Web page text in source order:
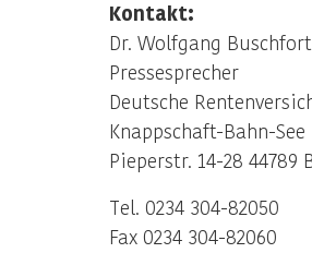
Kontakt:
Dr. Wolfgang Buschfort
Pressesprecher
Deutsche
Knappschaft-Bahn-See
Pieperstr. 14-28 44789
Tel. 0234 304-82050
Fax 0234 304-82060